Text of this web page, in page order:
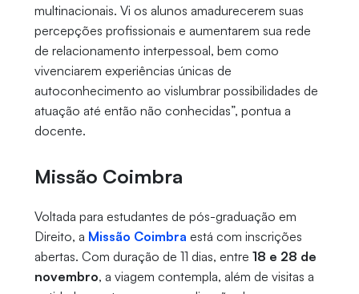
multinacionais. Vi os alunos amadurecerem suas
percepções profissionais e aumentarem sua rede
de relacionamento interpessoal, bem como
vivenciarem experiências únicas de
autoconhecimento ao vislumbrar possibilidades de
atuação até então não conhecidas”, pontua a
docente.
Missão Coimbra
Voltada para estudantes de pós-graduação em
Direito, a Missão Coimbra está com inscrições
abertas. Com duração de 11 dias, entre 18 e 28 de
novembro, a viagem contempla, além de visitas a